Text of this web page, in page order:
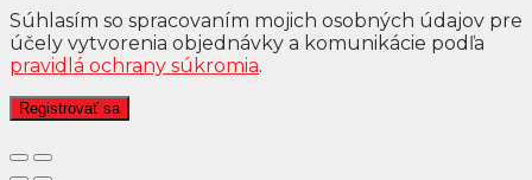
Súhlasím so spracovaním mojich osobných údajov pre
účely vytvorenia objednávky a komunikácie podľa
pravidlá ochrany súkromia.
Registrovať sa